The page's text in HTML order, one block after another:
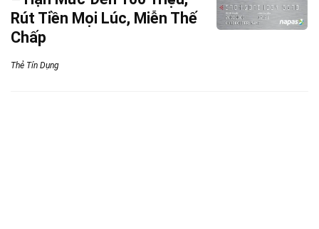
Rút Tiền Mọi Lúc, Miễn Thế
Chấp
Thẻ Tín Dụng